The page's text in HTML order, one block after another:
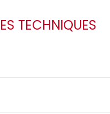
TECHNIQUES